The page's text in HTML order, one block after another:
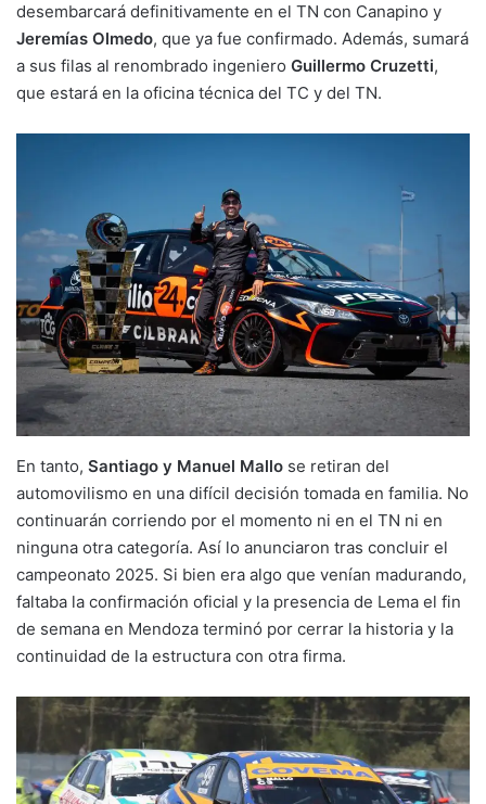
desembarcará definitivamente en el TN con Canapino y
Jeremías Olmedo, que ya fue confirmado. Además, sumará
a sus filas al renombrado ingeniero Guillermo Cruzetti,
que estará en la oficina técnica del TC y del TN.
En tanto, Santiago y Manuel Mallo se retiran del
automovilismo en una difícil decisión tomada en familia. No
continuarán corriendo por el momento ni en el TN ni en
ninguna otra categoría. Así lo anunciaron tras concluir el
campeonato 2025. Si bien era algo que venían madurando,
faltaba la confirmación oficial y la presencia de Lema el fin
de semana en Mendoza terminó por cerrar la historia y la
continuidad de la estructura con otra firma.